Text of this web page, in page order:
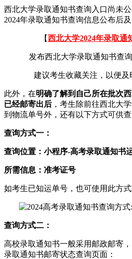
西北大学录取通知书查询入口尚未
2024年录取通知书查询信息公布后及
【西北大学2024年录取通
发布西北大学录取通知书查
建议考生收藏关注，以便及
此外，在明确了解到自己所在批次
已经邮寄出后 ，考生除前往西北大
到物流单号外，还有以下方式可供查
查询方式一：
查询位置：小程序-高考录取通知书
所需信息：准考证号
如考生已知运单号，也可使用此方
查询方式二：
高校录取通知书一般采用邮政邮寄
录取通知书邮寄状态查询页面：